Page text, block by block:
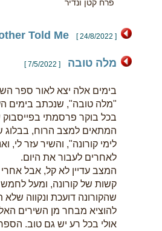
פרח קטן ונדיר
Told Me [ 24/8/2022 ]
מלה טובה [ 7/5/2022 ]
בימים אלה יצא לאור ספר
"מלה טובה", שנכתב בימים
בכל בוקר פרסמתי
המתאים למצב הרוח, בבלוג
לימי קורונה", והשיר עזר לי,
לאחרים לעבור את היום.
המצב עדיין לא קל, אבל
קשות של קורונה, ומעל
שהקורונה דועכת ונקווה שלא
להוציא מבחר מן השירים
אולי בכל רע יש גם טוב.